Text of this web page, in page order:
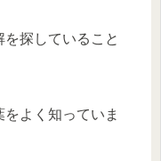
探していること
よく知っていま